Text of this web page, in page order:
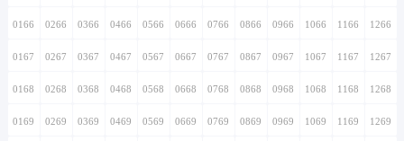
0166 0266 0366 0466 0566 0666 0766 0866 0966 1066 1166 1266
0167 0267 0367 0467 0567 0667 0767 0867 0967 1067 1167 1267
0168 0268 0368 0468 0568 0668 0768 0868 0968 1068 1168 1268
0169 0269 0369 0469 0569 0669 0769 0869 0969 1069 1169 1269